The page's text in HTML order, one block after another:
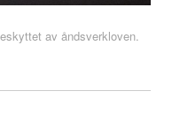
av åndsverkloven.